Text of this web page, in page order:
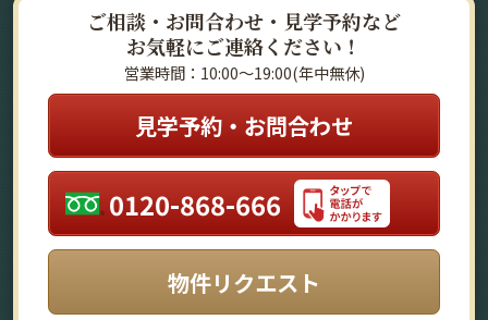
ご相談・お問合わせ・見学予約など
お気軽にご連絡ください！
営業時間：10:00～19:00(年中無休)
見学予約・お問合わせ
0120-868-666
物件リクエスト